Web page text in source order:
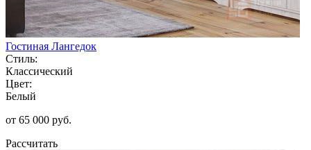
Гостиная Лангедок
Стиль:
Классический
Цвет:
Белый
от 65 000 руб.
Рассчитать